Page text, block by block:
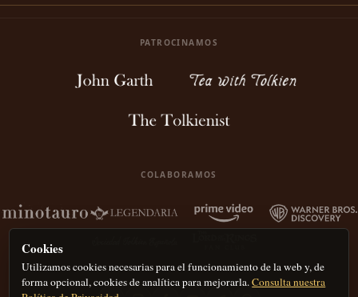
PATROCINAMOS
COLABORAMOS
Cookies
Utilizamos cookies necesarias para el funcionamiento de la web y, de
forma opcional, cookies de analítica para mejorarla.Consulta nuestra